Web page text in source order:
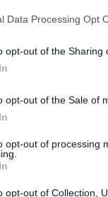
Data Processing Opt
opt-out of the Sharing
opt-out of the Sale of
opt-out of processing
opt-out of Collection,
. Οι δύο
του
τις τοπικές
βάζει
τη
ολοένα και